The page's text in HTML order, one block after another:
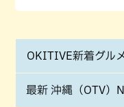
OKITIVE新着グル
最新 沖縄（OTV）